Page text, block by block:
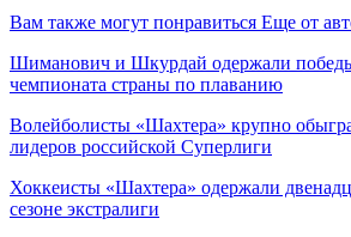
Вам также могут понравиться Еще от
Шиманович и Шкурдай одержали
чемпионата страны по плаванию
Волейболисты «Шахтера» крупно
лидеров российской Суперлиги
Хоккеисты «Шахтера» одержали
сезоне экстралиги